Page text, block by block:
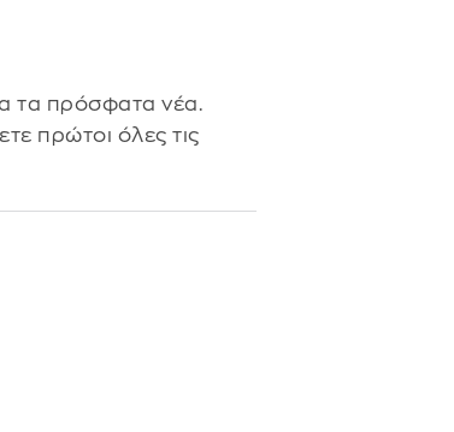
τα πρόσφατα νέα.
πρώτοι όλες τις